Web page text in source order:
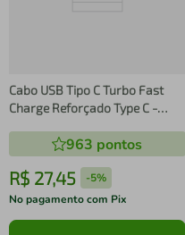
Cabo USB Tipo C Turbo Fast
Charge Reforçado Type C -
963 pontos
R$ 27,45 -5%
No pagamento com Pix